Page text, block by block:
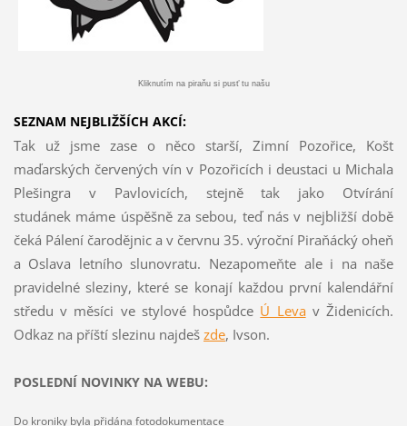
Kliknutím na piraňu si pusť tu našu
SEZNAM NEJBLIŽŠÍCH AKCÍ:
Tak už jsme zase o něco starší, Zimní Pozořice, Košt
maďarských červených vín v Pozořicích i deustaci u Michala
Plešingra v Pavlovicích, stejně tak jako Otvírání
studánek máme úspěšně za sebou, teď nás v nejbližší době
čeká Pálení čarodějnic a v červnu 35. výroční Piraňácký oheň
a Oslava letního slunovratu. Nezapomeňte ale i na naše
pravidelné sleziny, které se konají každou první kalendářní
středu v měsíci ve stylové hospůdce Ú Levav Židenicích.
Odkaz na příští slezinu najdeš zde, Ivson.
POSLEDNÍ NOVINKY NA WEBU:
Do kroniky byla přidána fotodokumentace